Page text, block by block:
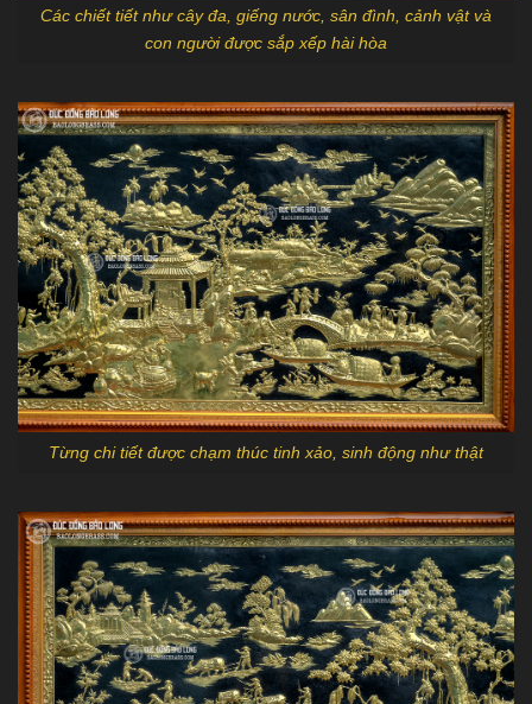
Các chiết tiết như cây đa, giếng nước, sân đình, cảnh vật và
con người được sắp xếp hài hòa
Từng chi tiết được chạm thúc tinh xảo, sinh động như thật